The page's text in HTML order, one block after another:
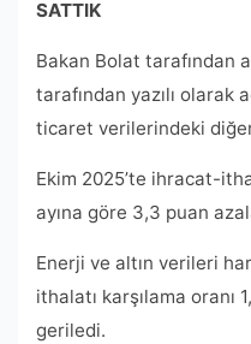
SATTIK
Bakan Bolat tarafından
tarafından yazılı olarak
ticaret verilerindeki
Ekim 2025’te ihracat-
ayına göre 3,3 puan
Enerji ve altın verileri
ithalatı karşılama oranı
geriledi.